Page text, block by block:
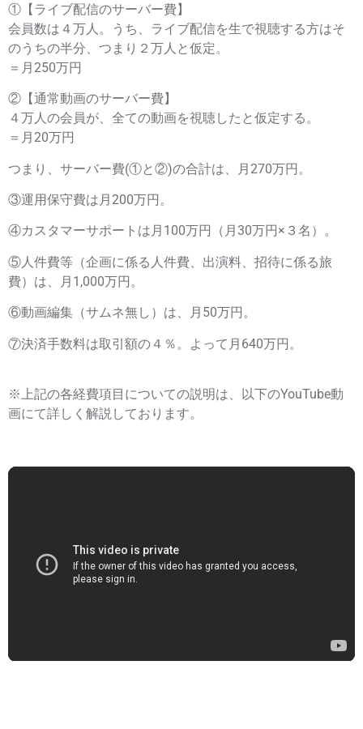
①【ライブ配信のサーバー費】
会員数は４万人。うち、ライブ配信を生で視聴する方はそ
のうちの半分、つまり２万人と仮定。
＝月250万円
②【通常動画のサーバー費】
４万人の会員が、全ての動画を視聴したと仮定する。
＝月20万円
つまり、サーバー費(①と②)の合計は、月270万円。
③運用保守費は月200万円。
④カスタマーサポートは月100万円（月30万円×３名）。
⑤人件費等（企画に係る人件費、出演料、招待に係る旅
費）は、月1,000万円。
⑥動画編集（サムネ無し）は、月50万円。
⑦決済手数料は取引額の４％。よって月640万円。
※上記の各経費項目についての説明は、以下のYouTube動
画にて詳しく解説しております。